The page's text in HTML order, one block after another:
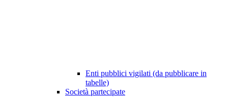
Enti pubblici vigilati (da pubblicare in
tabelle)
Società partecipate